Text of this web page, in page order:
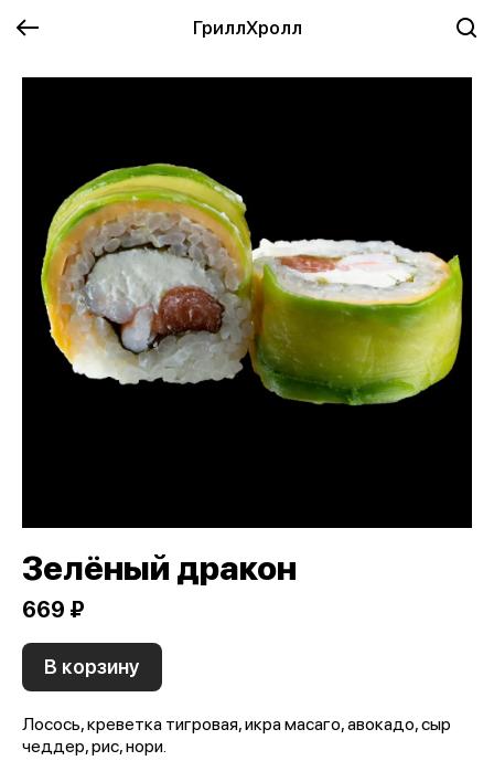
ГриллХролл
Зелёный дракон
669 ₽
В корзину
Лосось, креветка тигровая, икра масаго, авокадо, сыр
чеддер, рис, нори.